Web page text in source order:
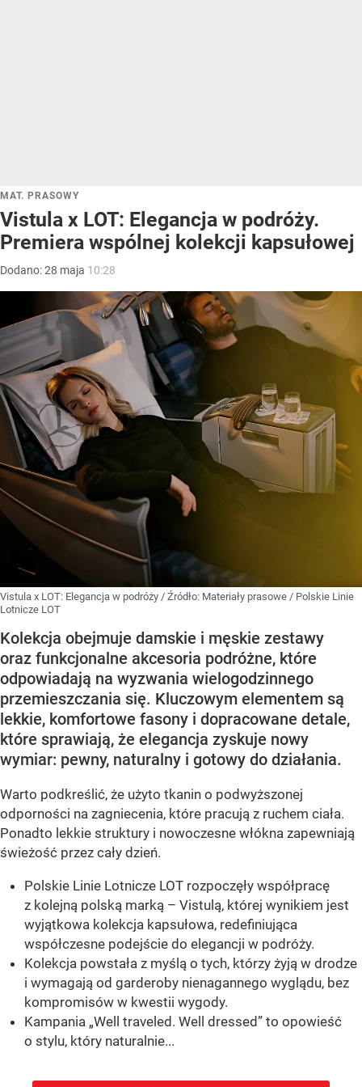
MAT. PRASOWY
Vistula x LOT: Elegancja w podróży.
Premiera wspólnej kolekcji kapsułowej
Dodano:28 maja 10:28
Vistula x LOT: Elegancja w podróży / Źródło: Materiały prasowe / Polskie Linie
Lotnicze LOT
Kolekcja obejmuje damskie i męskie zestawy
oraz funkcjonalne akcesoria podróżne, które
odpowiadają na wyzwania wielogodzinnego
przemieszczania się. Kluczowym elementem są
lekkie, komfortowe fasony i dopracowane detale,
które sprawiają, że elegancja zyskuje nowy
wymiar: pewny, naturalny i gotowy do działania.
Warto podkreślić, że użyto tkanin o podwyższonej
odporności na zagniecenia, które pracują z ruchem ciała.
Ponadto lekkie struktury i nowoczesne włókna zapewniają
świeżość przez cały dzień.
Polskie Linie Lotnicze LOT rozpoczęły współpracę
z kolejną polską marką – Vistulą, której wynikiem jest
wyjątkowa kolekcja kapsułowa, redefiniująca
współczesne podejście do elegancji w podróży.
Kolekcja powstała z myślą o tych, którzy żyją w drodze
i wymagają od garderoby nienagannego wyglądu, bez
kompromisów w kwestii wygody.
Kampania „Well traveled. Well dressed” to opowieść
o stylu, który naturalnie...